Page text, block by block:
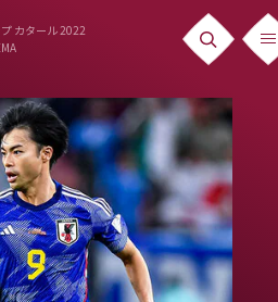
カタール 2022